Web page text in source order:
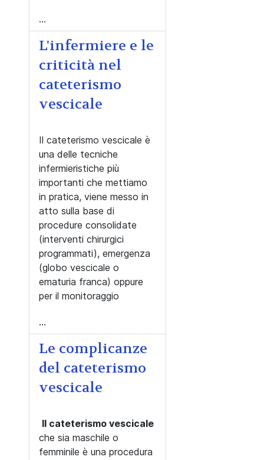
...
L'infermiere e le
criticità nel
cateterismo
vescicale
Il cateterismo vescicale è
una delle tecniche
infermieristiche più
importanti che mettiamo
in pratica, viene messo in
atto sulla base di
procedure consolidate
(interventi chirurgici
programmati), emergenza
(globo vescicale o
ematuria franca) oppure
per il monitoraggio
...
Le complicanze
del cateterismo
vescicale
Il cateterismo vescicale
che sia maschile o
femminile è una procedura